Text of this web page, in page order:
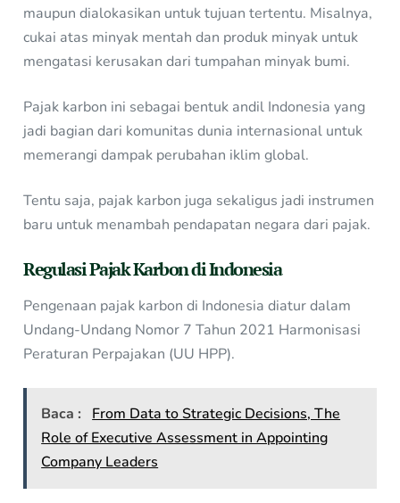
maupun dialokasikan untuk tujuan tertentu. Misalnya,
cukai atas minyak mentah dan produk minyak untuk
mengatasi kerusakan dari tumpahan minyak bumi.
Pajak karbon ini sebagai bentuk andil Indonesia yang
jadi bagian dari komunitas dunia internasional untuk
memerangi dampak perubahan iklim global.
Tentu saja, pajak karbon juga sekaligus jadi instrumen
baru untuk menambah pendapatan negara dari pajak.
Regulasi Pajak Karbon di Indonesia
Pengenaan pajak karbon di Indonesia diatur dalam
Undang-Undang Nomor 7 Tahun 2021 Harmonisasi
Peraturan Perpajakan (UU HPP).
Baca :
From Data to Strategic Decisions, The
Role of Executive Assessment in Appointing
Company Leaders